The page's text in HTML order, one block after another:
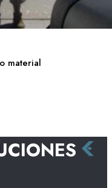
material